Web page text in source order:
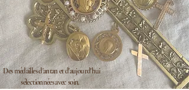
Des médailles d'antan et d'aujourd'hui
sélectionnées avec soin.